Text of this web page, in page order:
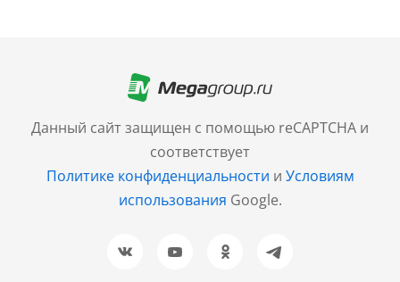
Данный сайт защищен с помощью reCAPTCHA и
соответствует
Политике конфиденциальности и Условиям
использования Google.
+7 (499) 705-30-10
Санкт-Петербург
+7 (812) 600-77-33
Барнаул
+7 (961) 999-93-93
Новосибирск